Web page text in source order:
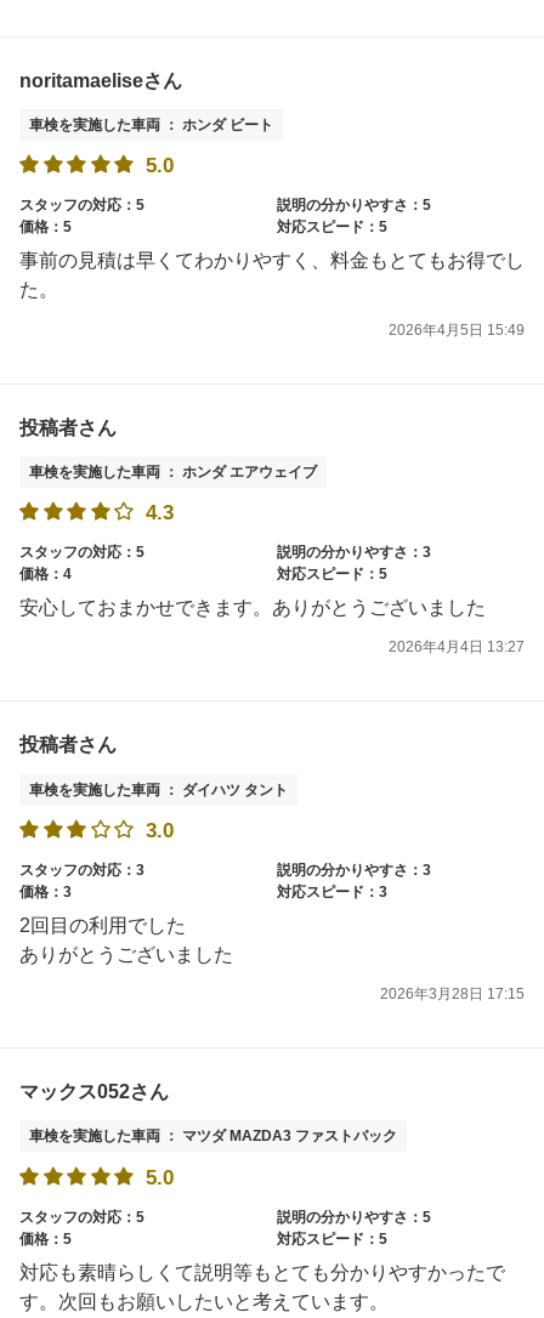
noritamaeliseさん
車検を実施した車両 ： ホンダ ビート
5.0
スタッフの対応：5
説明の分かりやすさ：5
価格：5
対応スピード：5
事前の見積は早くてわかりやすく、料金もとてもお得でし
た。
2026年4月5日 15:49
投稿者さん
車検を実施した車両 ： ホンダ エアウェイブ
4.3
スタッフの対応：5
説明の分かりやすさ：3
価格：4
対応スピード：5
安心しておまかせできます。ありがとうございました
2026年4月4日 13:27
投稿者さん
車検を実施した車両 ： ダイハツ タント
3.0
スタッフの対応：3
説明の分かりやすさ：3
価格：3
対応スピード：3
2回目の利用でした
ありがとうございました
2026年3月28日 17:15
マックス052さん
車検を実施した車両 ： マツダ MAZDA3 ファストバック
5.0
スタッフの対応：5
説明の分かりやすさ：5
価格：5
対応スピード：5
対応も素晴らしくて説明等もとても分かりやすかったで
す。次回もお願いしたいと考えています。